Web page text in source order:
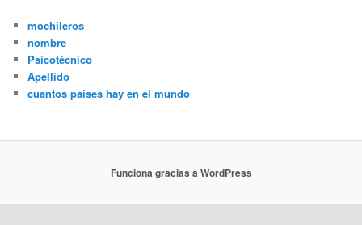
mochileros
nombre
Psicotécnico
Apellido
cuantos países hay en el mundo
Funciona gracias a WordPress